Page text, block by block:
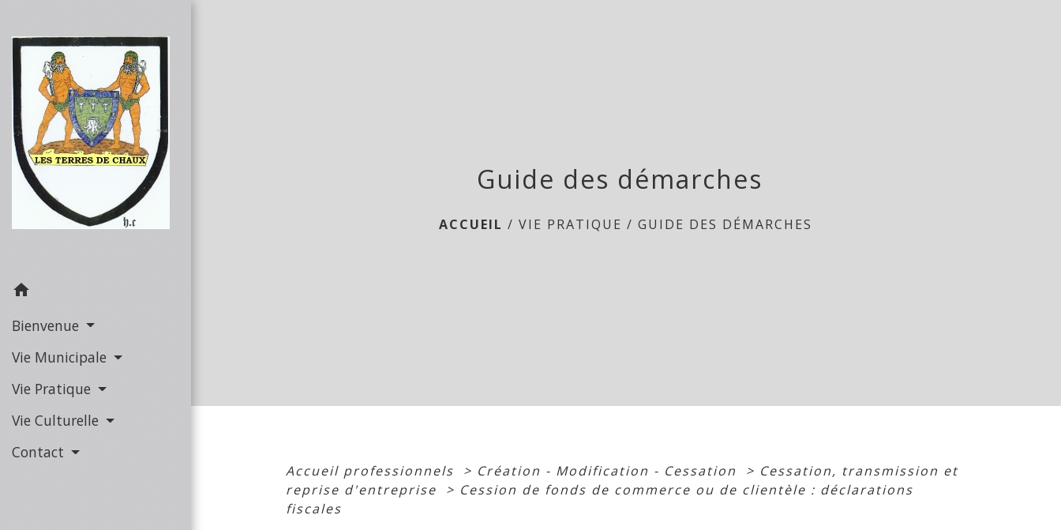
home
Bienvenue
Vie Municipale
Vie Pratique
Vie Culturelle
Contact
Guide des démarches
ACCUEIL /VIE PRATIQUE /GUIDE DES DÉMARCHES
Accueil professionnels > Création - Modification - Cessation > Cessation, transmission et
reprise d'entreprise
> Cession de fonds de commerce ou de clientèle : déclarations
fiscales